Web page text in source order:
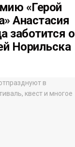
«Герой
Анастасия
заботится о
Норильска